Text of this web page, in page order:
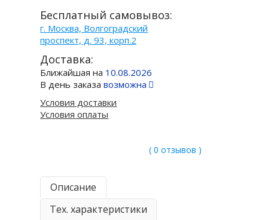
Бесплатный самовывоз:
г. Москва, Волгоградский
проспект, д. 93, корп.2
Доставка:
Ближайшая на 10.08.2026
В день заказавозможна
Условия доставки
Условия оплаты
( 0 отзывов )
Описание
Тех. характеристики